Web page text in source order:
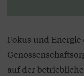
Fokus und Energie
auf der